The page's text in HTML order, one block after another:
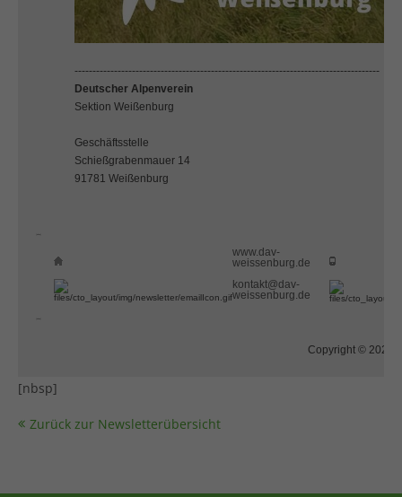
-------------------------------------------------------------------------------------
Deutscher Alpenverein
Sektion Weißenburg
Geschäftsstelle
Schießgrabenmauer 14
91781 Weißenburg
www.dav-
weissenburg.de
kontakt@dav-
weissenburg.de
Copyright © 2025
[nbsp]
Zurück zur Newsletterübersicht